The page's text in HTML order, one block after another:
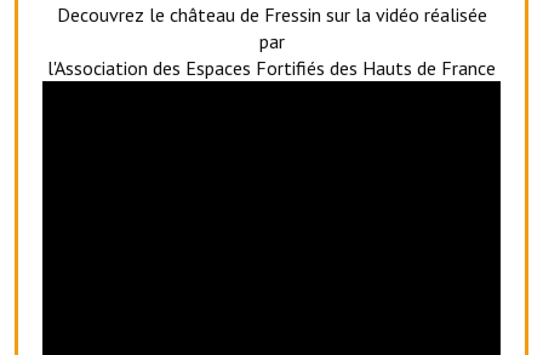
L'association Avotra-France
Decouvrez le château de Fressin sur la vidéo réalisée
par
l'Association des Espaces Fortifiés des Hauts de France